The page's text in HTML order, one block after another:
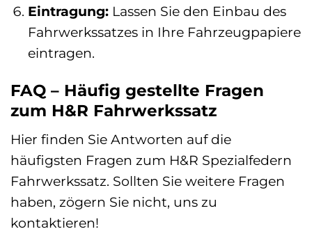
Eintragung:Lassen Sie den Einbau des
Fahrwerkssatzes in Ihre Fahrzeugpapiere
eintragen.
FAQ – Häufig gestellte Fragen
zum H&R Fahrwerkssatz
Hier finden Sie Antworten auf die
häufigsten Fragen zum H&R Spezialfedern
Fahrwerkssatz. Sollten Sie weitere Fragen
haben, zögern Sie nicht, uns zu
kontaktieren!